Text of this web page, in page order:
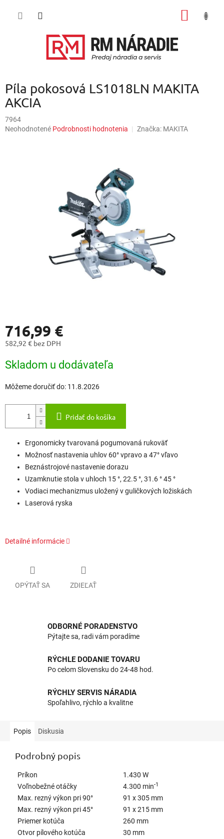
Píla pokosová LS1018LN MAKITA
AKCIA
7964
Priemerné
Neohodnotené Podrobnosti hodnotenia Značka: MAKITA
716,99 €
582,92 € bez DPH
cena:
Skladom u dodávateľa
Môžeme doručiť do: 11.8.2026
Pridať do košíka
Ergonomicky tvarovaná pogumovaná rukoväť
Možnosť nastavenia uhlov 60° vpravo a 47° vľavo
Beznástrojové nastavenie dorazu
Uzamknutie stola v uhloch 15 °, 22.5 °, 31.6 ° 45 °
Vodiaci mechanizmus uložený v guličkových ložiskách
Laserová ryska
Detailné informácie
OPÝTAŤ SA ZDIEĽAŤ
ODBORNÉ PORADENSTVO
Pýtajte sa, radi vám poradíme
RÝCHLE DODANIE TOVARU
Po celom Slovensku do 24-48 hod.
RÝCHLY SERVIS NÁRADIA
Spoľahlivo, rýchlo a kvalitne
Popis Diskusia
Podrobný popis
Príkon
1.430 W
Voľnobežné otáčky
4.300 min-1
Max. rezný výkon pri 90°
91 x 305 mm
Max. rezný výkon pri 45°
91 x 215 mm
Priemer kotúča
260 mm
Otvor pílového kotúča
30 mm